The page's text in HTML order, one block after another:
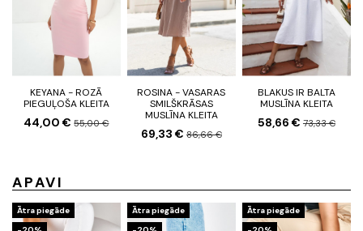
KEYANA - ROZĀ
PIEGUĻOŠA KLEITA
44,00 €55,00 €
ROSINA - VASARAS
SMILŠKRĀSAS
MUSLĪNA KLEITA
69,33 € 86,66 €
BLAKUS IR BALTA
MUSLĪNA KLEITA
58,66 € 73,33 €
APAVI
Ātra piegāde
Ātra piegāde
Ātra piegāde